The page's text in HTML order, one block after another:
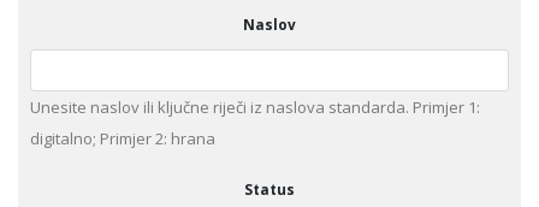
Naslov
Unesite naslov ili ključne riječi iz naslova standarda. Primjer 1:
digitalno; Primjer 2: hrana
Status